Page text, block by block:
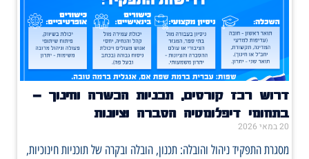
דרוש רכז קורסים, תכניות הכשרה וחינוך –
בתחומי דיפלומטיה הסברה וציונות
20 במאי 2026
מסגרת התפקיד ניהול והובלה: תכנון, הובלה ובקרה של תוכניות חינוכיות,